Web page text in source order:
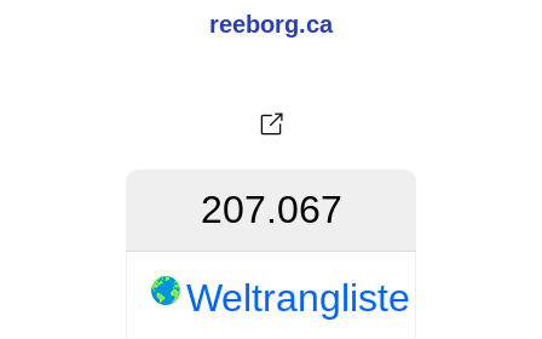
reeborg.ca
207.067
Weltrangliste